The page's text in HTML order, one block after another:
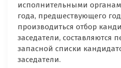
исполнительными
года, предшествующего
производиться отбор
заседатели, составляются
запасной списки
заседатели.